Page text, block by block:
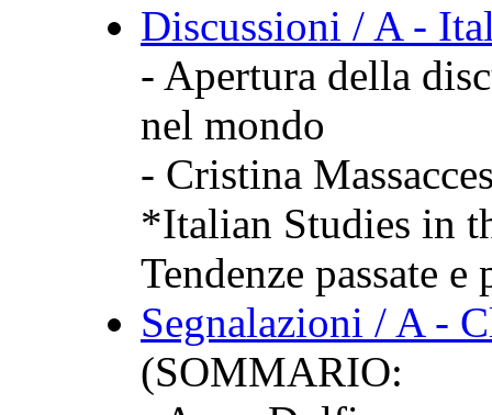
Discussioni / A -
- Apertura della
nel mondo
- Cristina
*Italian Studies in
Tendenze passate
Segnalazioni / A -
(SOMMARIO: